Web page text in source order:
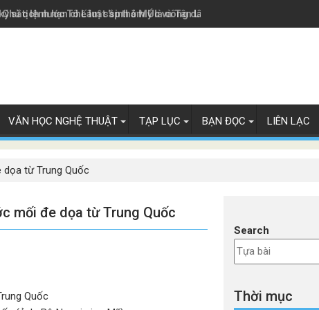
sắc lệnh hạn chế luật 'sinh ở Mỹ là công dân Mỹ'
tịch nước Tô Lâm sắp thăm Úc và Tân Lây Lan
VĂN HỌC NGHỆ THUẬT TẠP LỤC BẠN ĐỌC LIÊN LẠC
từ Trung Quốc
mối đe dọa từ Trung Quốc
Search
Thời mục